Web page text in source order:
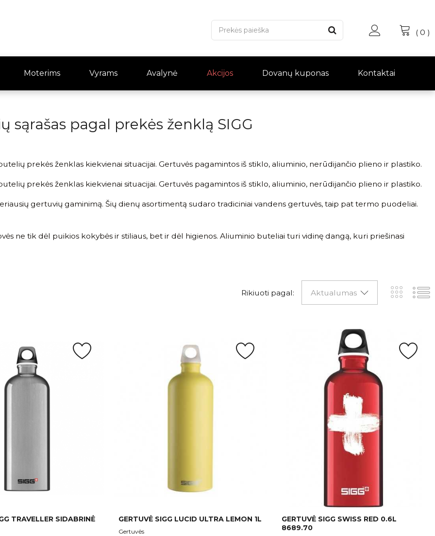
( 0 )
Moterims Vyrams Avalynė Akcijos Dovanų kuponas Kontaktai
sąrašas pagal prekės ženklą SIGG
prekės ženklas kiekvienai situacijai. Gertuvės pagamintos iš stiklo, aliuminio, nerūdijančio plieno ir plastiko.
prekės ženklas kiekvienai situacijai. Gertuvės pagamintos iš stiklo, aliuminio, nerūdijančio plieno ir plastiko.
gertuvių gaminimą. Šių dienų asortimentą sudaro tradiciniai vandens gertuvės, taip pat termo puodeliai.
ne tik dėl puikios kokybės ir stiliaus, bet ir dėl higienos. Aliuminio buteliai turi vidinę dangą, kuri priešinasi
Rikiuoti pagal: Aktualumas
TRAVELLER SIDABRINĖ
GERTUVĖ SIGG LUCID ULTRA LEMON 1L
Gertuvės
GERTUVĖ SIGG SWISS RED 0.6L
8689.70